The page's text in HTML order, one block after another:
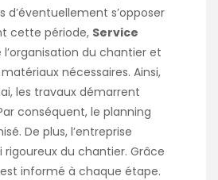
d’éventuellement s’opposer
cette période, Service
l’organisation du chantier et
nécessaires. Ainsi,
les travaux démarrent
conséquent, le planning
De plus, l’entreprise
rigoureux du chantier. Grâce
informé à chaque étape.